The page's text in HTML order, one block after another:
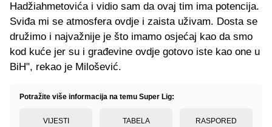
Hadžiahmetovića i vidio sam da ovaj tim ima potencija.
Sviđa mi se atmosfera ovdje i zaista uživam. Dosta se
družimo i najvažnije je što imamo osjećaj kao da smo
kod kuće jer su i građevine ovdje gotovo iste kao one u
BiH", rekao je Milošević.
Potražite više informacija na temu Super Lig:
VIJESTI TABELA RASPORED